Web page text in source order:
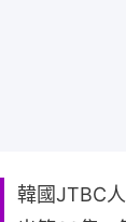
韓國JTBC